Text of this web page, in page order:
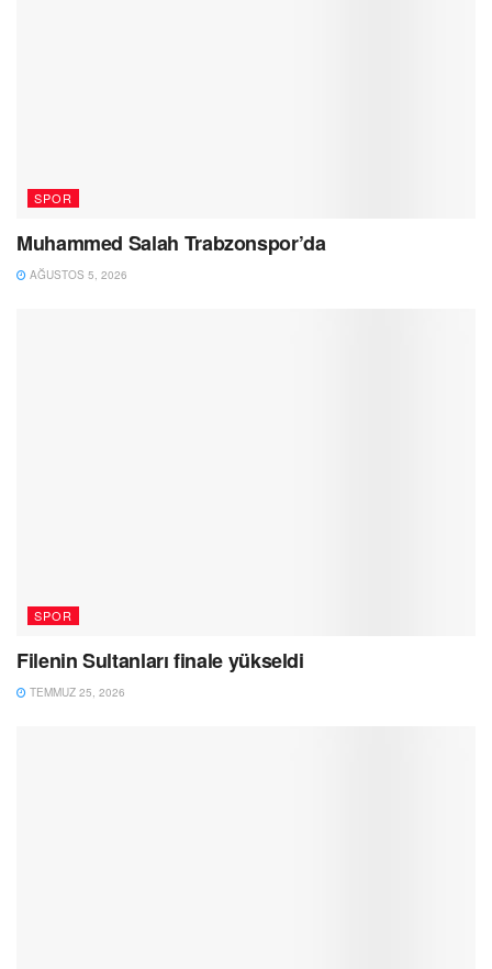
SPOR
Muhammed Salah Trabzonspor’da
AĞUSTOS 5, 2026
SPOR
Filenin Sultanları finale yükseldi
TEMMUZ 25, 2026